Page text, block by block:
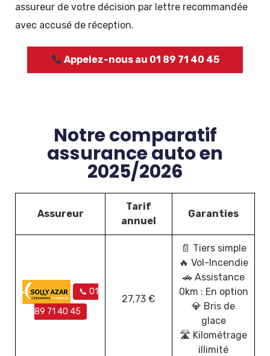
assureur de votre décision par lettre recommandée
avec accusé de réception.
Appelez-nous au 01 89 71 40 45
Notre comparatif
assurance auto en
2025/2026
Assureur
Tarif
annuel
Garanties
📞 01
89 71 40 45
27,73 €
📄 Tiers simple
🔥 Vol-Incendie
🚗 Assistance
0km : En option
💎 Bris de
glace
🛣️ Kilométrage
illimité